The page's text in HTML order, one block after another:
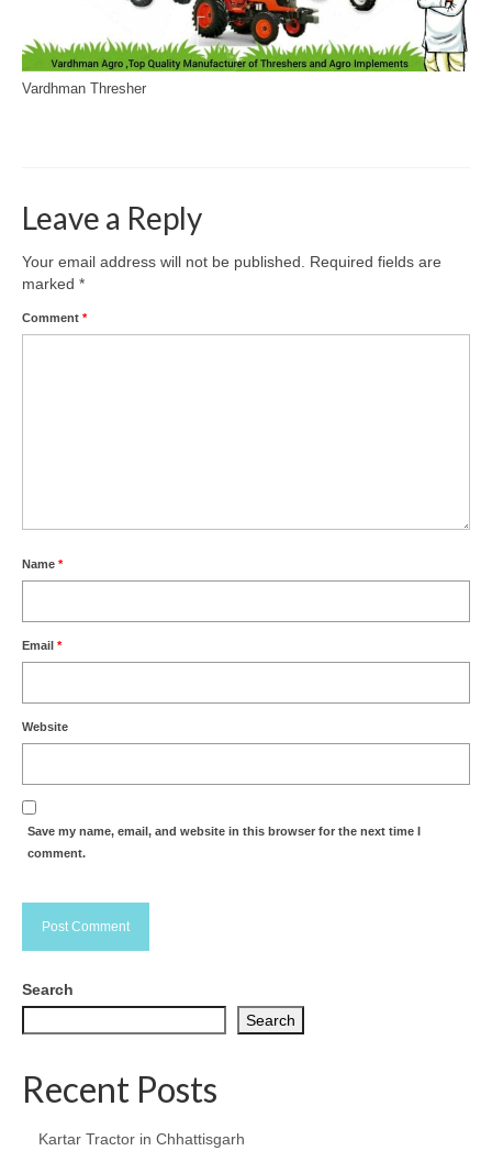
Vardhman Thresher
Leave a Reply
Your email address will not be published.
Required fields are
marked *
Comment *
Name *
Email *
Website
Save my name, email, and website in this browser for the next time I
comment.
Search
Search
Recent Posts
Kartar Tractor in Chhattisgarh